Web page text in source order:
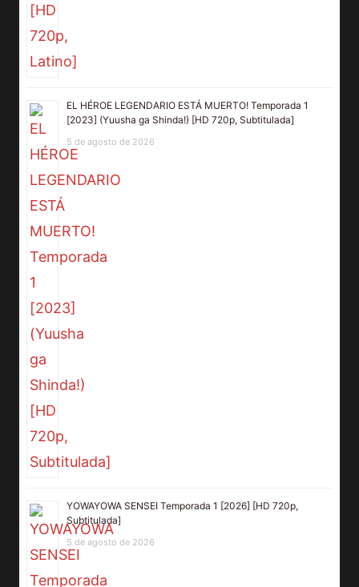
EL HÉROE LEGENDARIO ESTÁ MUERTO! Temporada 1
[2023] (Yuusha ga Shinda!) [HD 720p, Subtitulada]
5 de agosto de 2026
YOWAYOWA SENSEI Temporada 1 [2026] [HD 720p,
Subtitulada]
5 de agosto de 2026